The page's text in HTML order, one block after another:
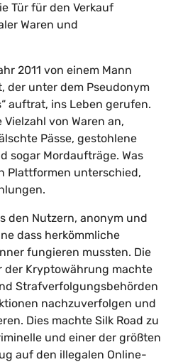
Tür für den Verkauf
Waren und
2011 von einem Mann
der unter dem Pseudonym
auftrat, ins Leben gerufen.
von Waren an,
Pässe, gestohlene
sogar Mordaufträge. Was
Plattformen unterschied,
den Nutzern, anonym und
dass herkömmliche
fungieren mussten. Die
der Kryptowährung machte
Strafverfolgungsbehörden
nachzuverfolgen und
Dies machte Silk Road zu
und einer der größten
auf den illegalen Online-